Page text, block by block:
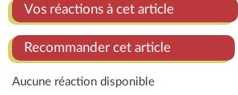
Vos réactions à cet article
Recommander cet article
Aucune réaction disponible